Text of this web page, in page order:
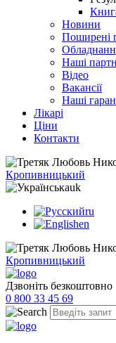
Новини
Поширені
Наші
Відео
Вакансії
Наші
Лікарі
Ціни
Контакти
Кропивницький
uk
ru
en
Кропивницький
Дзвоніть безкоштовно
0 800 33 45 69